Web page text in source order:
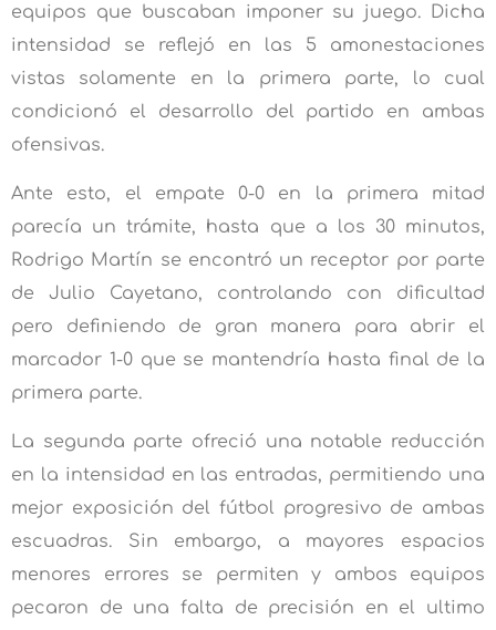
equipos que buscaban imponer su juego. Dicha
intensidad se reflejó en las 5 amonestaciones
vistas solamente en la primera parte, lo cual
condicionó el desarrollo del partido en ambas
ofensivas.
Ante esto, el empate 0-0 en la primera mitad
parecía un trámite, hasta que a los 30 minutos,
Rodrigo Martín se encontró un receptor por parte
de Julio Cayetano, controlando con dificultad
pero definiendo de gran manera para abrir el
marcador 1-0 que se mantendría hasta final de la
primera parte.
La segunda parte ofreció una notable reducción
en la intensidad en las entradas, permitiendo una
mejor exposición del fútbol progresivo de ambas
escuadras. Sin embargo, a mayores espacios
menores errores se permiten y ambos equipos
pecaron de una falta de precisión en el ultimo